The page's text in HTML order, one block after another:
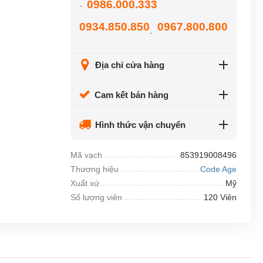
- 0986.000.333
0934.850.850- 0967.800.800
Địa chỉ cửa hàng
Cam kết bán hàng
Hình thức vận chuyển
Mã vạch
853919008496
Thương hiệu
Code Age
Xuất xứ
Mỹ
Số lượng viên
120 Viên